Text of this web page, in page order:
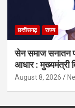
छत्तीसगढ़ राज्य
सेन समाज सनातन
आधार : मुख्यमंत्री
August 8, 2026